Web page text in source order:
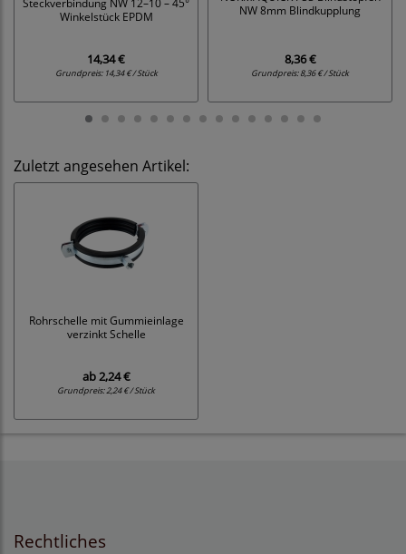
Steckverbindung NW 12–10 – 45°
Winkelstück EPDM
14,34 €
Grundpreis: 14,34 € / Stück
NW 8mm Blindkupplung
8,36 €
Grundpreis:8,36 € / Stück
Zuletzt angesehen Artikel:
Rohrschelle mit Gummieinlage
verzinkt Schelle
ab2,24 €
Grundpreis:2,24 € / Stück
Rechtliches